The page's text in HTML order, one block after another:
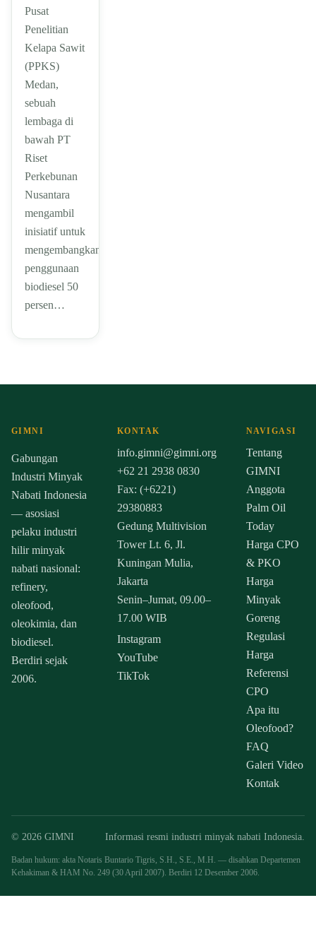
Pusat
Penelitian
Kelapa Sawit
(PPKS)
Medan,
sebuah
lembaga di
bawah PT
Riset
Perkebunan
Nusantara
mengambil
inisiatif untuk
mengembangkan
penggunaan
biodiesel 50
persen…
GIMNI
Gabungan
Industri Minyak
Nabati Indonesia
— asosiasi
pelaku industri
hilir minyak
nabati nasional:
refinery,
oleofood,
oleokimia, dan
biodiesel.
Berdiri sejak
2006.
KONTAK
info.gimni@gimni.org
+62 21 2938 0830
Fax: (+6221)
29380883
Gedung Multivision
Tower Lt. 6, Jl.
Kuningan Mulia,
Jakarta
Senin–Jumat, 09.00–
17.00 WIB
Instagram
YouTube
TikTok
NAVIGASI
Tentang
GIMNI
Anggota
Palm Oil
Today
Harga CPO
& PKO
Harga
Minyak
Goreng
Regulasi
Harga
Referensi
CPO
Apa itu
Oleofood?
FAQ
Galeri Video
Kontak
© 2026 GIMNI Informasi resmi industri minyak nabati Indonesia.
Badan hukum: akta Notaris Buntario Tigris, S.H., S.E., M.H. — disahkan Departemen
Kehakiman & HAM No. 249 (30 April 2007). Berdiri 12 Desember 2006.